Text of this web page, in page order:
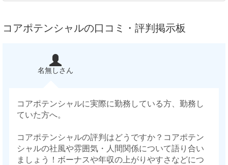
コアポテンシャルの口コミ・評判掲示板
名無しさん
コアポテンシャルに実際に勤務している方、勤務し
ていた方へ。
コアポテンシャルの評判はどうですか？コアポテン
シャルの社風や雰囲気・人間関係について語り合い
ましょう！ボーナスや年収の上がりやすさなどにつ